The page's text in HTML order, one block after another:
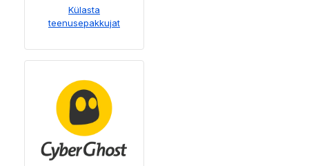
Külasta
teenusepakkujat